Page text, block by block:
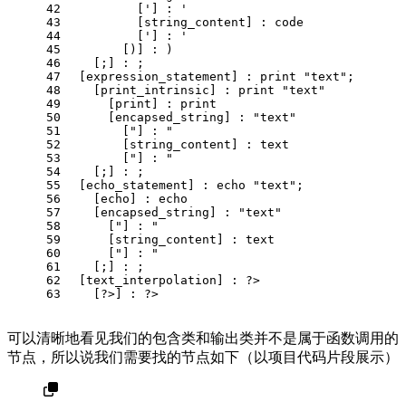
42
43
44
45
46
47
48
49
50
51
52
53
54
55
56
57
58
59
60
61
62
63
          ['] : '
          [string_content] : code
          ['] : '
        [)] : )
    [;] : ;
  [expression_statement] : print "text";
    [print_intrinsic] : print "text"
      [print] : print
      [encapsed_string] : "text"
        ["] : "
        [string_content] : text
        ["] : "
    [;] : ;
  [echo_statement] : echo "text";
    [echo] : echo
    [encapsed_string] : "text"
      ["] : "
      [string_content] : text
      ["] : "
    [;] : ;
  [text_interpolation] : ?>
    [?>] : ?>
可以清晰地看见我们的包含类和输出类并不是属于函数调用的
节点，所以说我们需要找的节点如下（以项目代码片段展示）